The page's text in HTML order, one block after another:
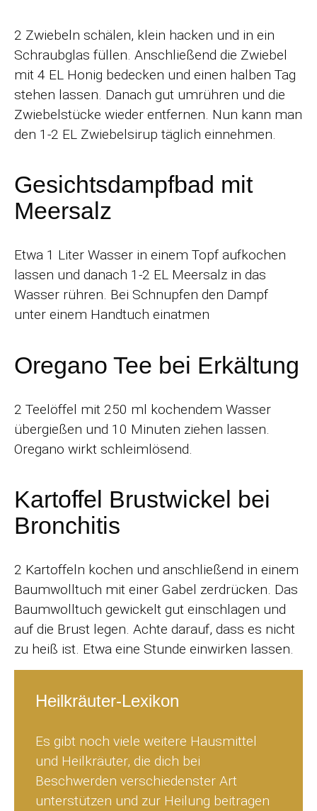
2 Zwiebeln schälen, klein hacken und in ein
Schraubglas füllen. Anschließend die Zwiebel
mit 4 EL Honig bedecken und einen halben Tag
stehen lassen. Danach gut umrühren und die
Zwiebelstücke wieder entfernen. Nun kann man
den 1-2 EL Zwiebelsirup täglich einnehmen.
Gesichtsdampfbad mit
Meersalz
Etwa 1 Liter Wasser in einem Topf aufkochen
lassen und danach 1-2 EL Meersalz in das
Wasser rühren. Bei Schnupfen den Dampf
unter einem Handtuch einatmen
Oregano Tee bei Erkältung
2 Teelöffel mit 250 ml kochendem Wasser
übergießen und 10 Minuten ziehen lassen.
Oregano wirkt schleimlösend.
Kartoffel Brustwickel bei
Bronchitis
2 Kartoffeln kochen und anschließend in einem
Baumwolltuch mit einer Gabel zerdrücken. Das
Baumwolltuch gewickelt gut einschlagen und
auf die Brust legen. Achte darauf, dass es nicht
zu heiß ist. Etwa eine Stunde einwirken lassen.
Heilkräuter-Lexikon
Es gibt noch viele weitere Hausmittel
und Heilkräuter, die dich bei
Beschwerden verschiedenster Art
unterstützen und zur Heilung beitragen